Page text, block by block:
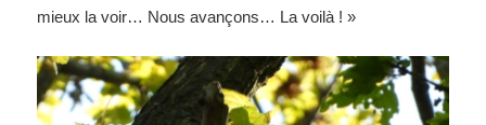
mieux la voir… Nous avançons… La voilà ! »